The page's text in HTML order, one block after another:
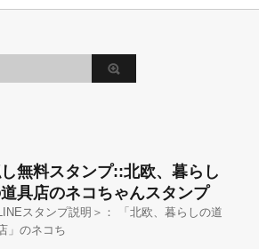
無料スタンプ::北欧、暮らし
具店のネコちゃんスタンプ
スタンプ説明＞： 「北欧、暮らしの道
」のネコち